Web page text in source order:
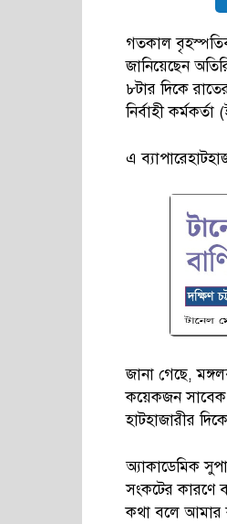
গতকাল
জানিয়েছেন
৮টার দিকে
নির্বাহী
এ
জানা গেছে,
কয়েকজন সাবেক
হাটহাজারীর
অ্যাকাডেমিক
সংকটের কারণে
কথা বলে আমার